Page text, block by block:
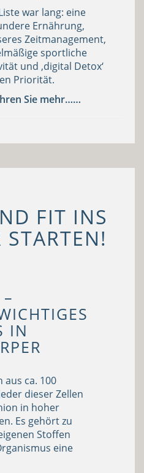
war lang: eine
Ernährung,
Zeitmanagement,
sportliche
und ‚digital Detox‘
Priorität.
Sie mehr……
FIT INS
STARTEN!
IN
aus ca. 100
dieser Zellen
in hoher
Es gehört zu
Stoffen
eine